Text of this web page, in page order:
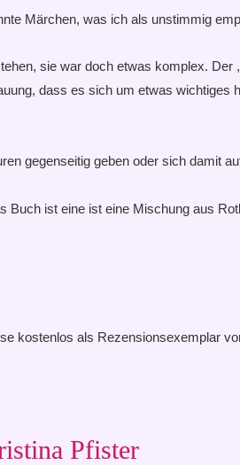
Märchen, was ich als unstimmig
sie war doch etwas komplex.
dass es sich um etwas
gegenseitig geben oder sich damit
ist eine ist eine Mischung aus
kostenlos als Rezensionsexemplar
Pfister